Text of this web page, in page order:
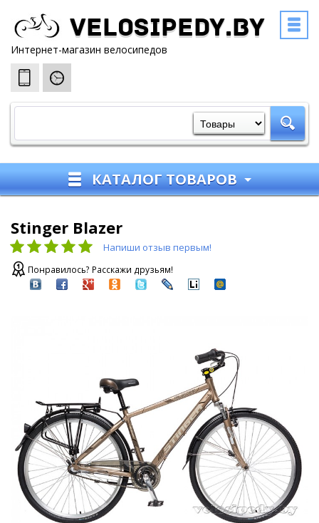
Velosipedy.by
Интернет-магазин велосипедов
КАТАЛОГ ТОВАРОВ
Stinger Blazer
Напиши отзыв первым!
Понравилось? Расскажи друзьям!